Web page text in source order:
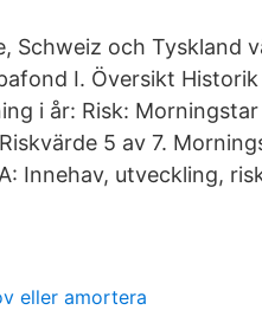
Schweiz och Tyskland
I. Översikt
i år: Risk:
5 av 7.
Innehav, utveckling,
eller amortera